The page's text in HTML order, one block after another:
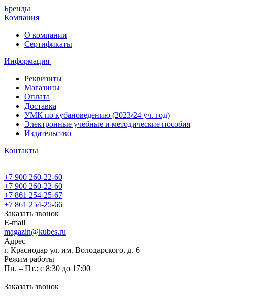
Бренды
Компания
О компании
Сертификаты
Информация
Реквизиты
Магазины
Oплата
Доставка
УМК по кубановедению (2023/24 уч. год)
Электронные учебные и методические пособия
Издательство
Контакты
+7 900 260-22-60
+7 900 260-22-60
+7 861 254-25-67
+7 861 254-25-66
Заказать звонок
E-mail
magazin@kubes.ru
Адрес
г. Краснодар ул. им. Володарского, д. 6
Режим работы
Пн. – Пт.: с 8:30 до 17:00
Заказать звонок